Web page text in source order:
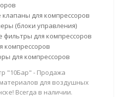
клапаны для компрессоров
(блоки управления)
фильтры для компрессоров
компрессоров
для компрессоров
"10Бар" - Продажа
для воздушных
Всегда в наличии.